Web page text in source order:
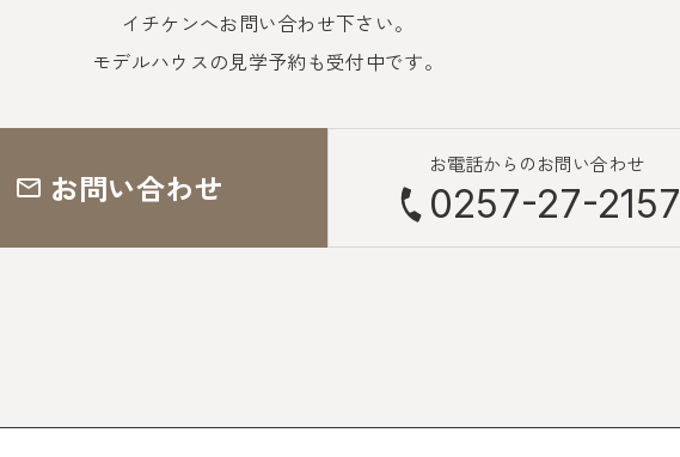
イチケンへお問い合わせ下さい。
モデルハウスの見学予約も受付中です。
お問い合わせ
お電話からのお問い合わせ
0257-27-2157